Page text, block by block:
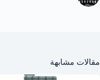
مقالات مشابهة